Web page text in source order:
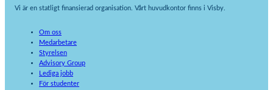
Vi är en statligt finansierad organisation. Vårt huvudkontor finns i Visby.
Om oss
Medarbetare
Styrelsen
Advisory Group
Lediga jobb
För studenter